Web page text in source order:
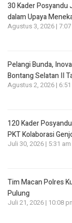
30 Kader Posyandu
dalam Upaya
Agustus 3, 2026 | 7:07
Pelangi Bunda,
Bontang Selatan II
Agustus 2, 2026 | 6:51
120 Kader
PKT Kolaborasi
Juli 30, 2026 | 5:31 am
Tim Macan Polres
Pulung
Juli 21, 2026 | 10:08